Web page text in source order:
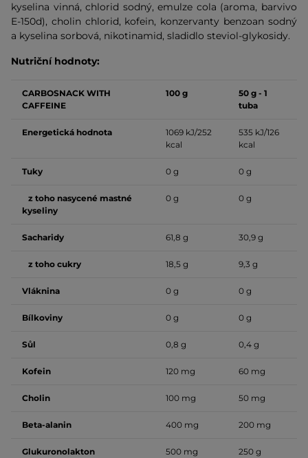
kyselina vinná, chlorid sodný, emulze cola (aroma, barvivo
E-150d), cholin chlorid, kofein, konzervanty benzoan sodný
a kyselina sorbová, nikotinamid, sladidlo steviol-glykosidy.
Nutriční hodnoty:
CARBOSNACK WITH
CAFFEINE
100 g
50 g - 1
tuba
Energetická hodnota
1069 kJ/252
kcal
535 kJ/126
kcal
Tuky 0 g 0 g
z toho nasycené mastné
kyseliny
0 g 0 g
Sacharidy 61,8 g 30,9 g
z toho cukry 18,5 g 9,3 g
Vláknina 0 g 0 g
Bílkoviny 0 g 0 g
Sůl 0,8 g 0,4 g
Kofein 120 mg 60 mg
Cholin 100 mg 50 mg
Beta-alanin 400 mg 200 mg
Glukuronolakton 500 mg 250 g